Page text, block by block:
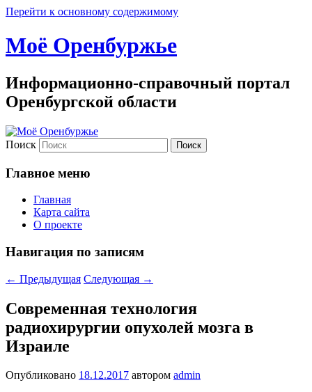
Перейти к основному содержимому
Моё Оренбуржье
Информационно-справочный портал
Оренбургской области
Поиск
Главное меню
Главная
Карта сайта
О проекте
Навигация по записям
← Предыдущая Следующая →
Современная технология
радиохирургии опухолей мозга в
Израиле
Опубликовано 18.12.2017 автором admin